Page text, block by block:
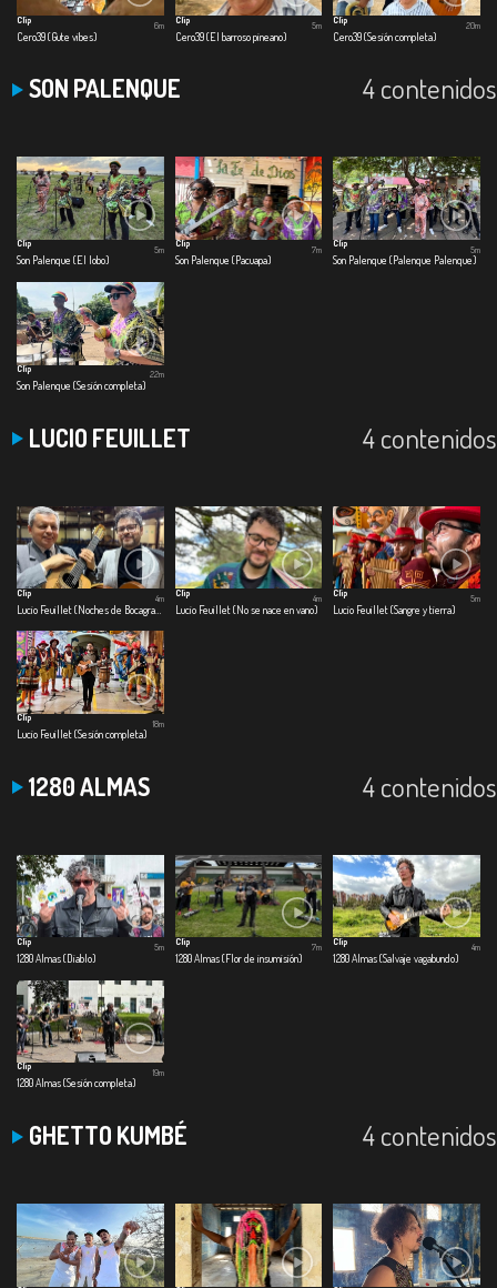
Clip
Cero39 (Gute vibes)
6m
Clip
Cero39 (El barroso pineano)
5m
Clip
Cero39 (Sesión completa)
20m
SON PALENQUE 4 contenidos
Clip
Son Palenque (El lobo)
5m
Clip
Son Palenque (Pacuapa)
7m
Clip
Son Palenque (Palenque Palenque)
5m
Clip
Son Palenque (Sesión completa)
22m
LUCIO FEUILLET 4 contenidos
Clip
4m
Clip
Lucio Feuillet (No se nace en vano)
4m
Clip
Lucio Feuillet (Sangre y tierra)
5m
Clip
Lucio Feuillet (Sesión completa)
18m
1280 ALMAS 4 contenidos
Clip
1280 Almas (Diablo)
5m
Clip
1280 Almas (Flor de insumisión)
7m
Clip
1280 Almas (Salvaje vagabundo)
4m
Clip
1280 Almas (Sesión completa)
19m
GHETTO KUMBÉ 4 contenidos